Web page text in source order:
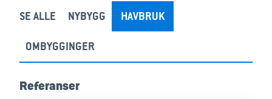
SE ALLE NYBYGG HAVBRUK
OMBYGGINGER
Referanser